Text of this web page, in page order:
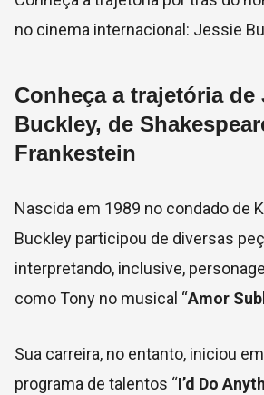
no cinema internacional: Jessie
Conheça a trajetória de
Buckley, de
Frankestein
Nascida em 1989 no condado de
Buckley participou de diversas
interpretando, inclusive,
como Tony no musical “Amor
Sua carreira, no entanto, iniciou
programa de talentos “I’d Do